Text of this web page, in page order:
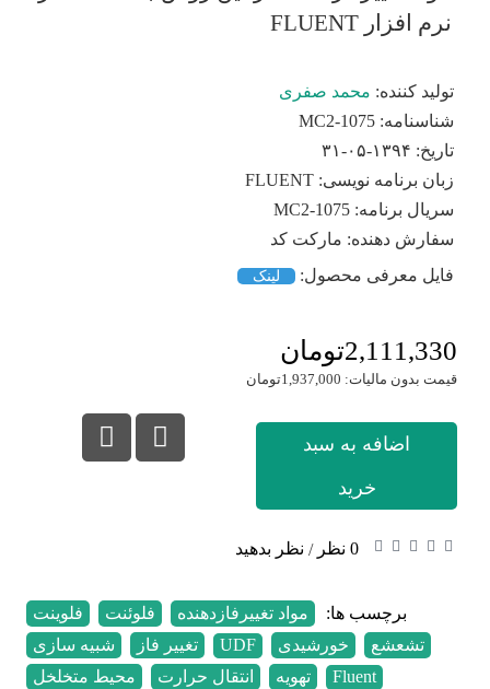
نرم افزار FLUENT
تولید کننده: محمد صفری
شناسنامه: MC2-1075
تاریخ: ۱۳۹۴-۰۵-۳۱
زبان برنامه نویسی: FLUENT
سریال برنامه: MC2-1075
سفارش دهنده: مارکت کد
فایل معرفی محصول:
لینک
2,111,330تومان
قیمت بدون مالیات: 1,937,000تومان
اضافه به سبد
خرید
0 نظر / نظر بدهید
برچسب ها: مواد تغییرفاز‌دهنده فلوئنت فلوینت
تشعشع
خورشیدی UDF تغییر فاز شبیه سازی
Fluent
تهویه انتقال حرارت محیط متخلخل